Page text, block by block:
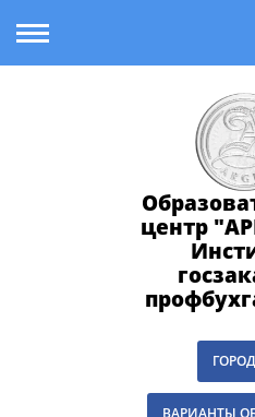
центр
ВАРИАНТЫ